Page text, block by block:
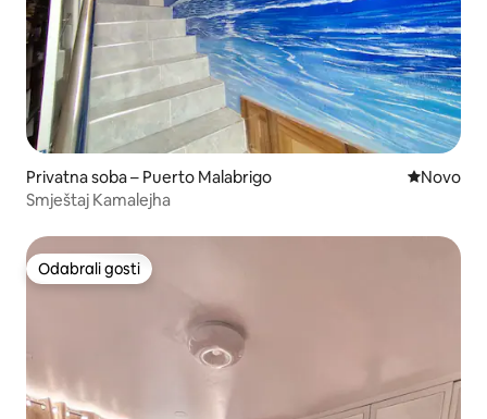
Privatna soba – Puerto Malabrigo Novi
Novo
Smještaj Kamalejha
Odabrali gosti
Odabrali gosti